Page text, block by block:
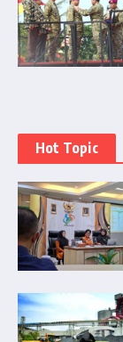
Hot Topic